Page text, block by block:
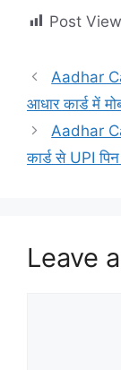
Post
Aadhar
आधार कार्ड में
Aadhar
कार्ड से UPI
Leave